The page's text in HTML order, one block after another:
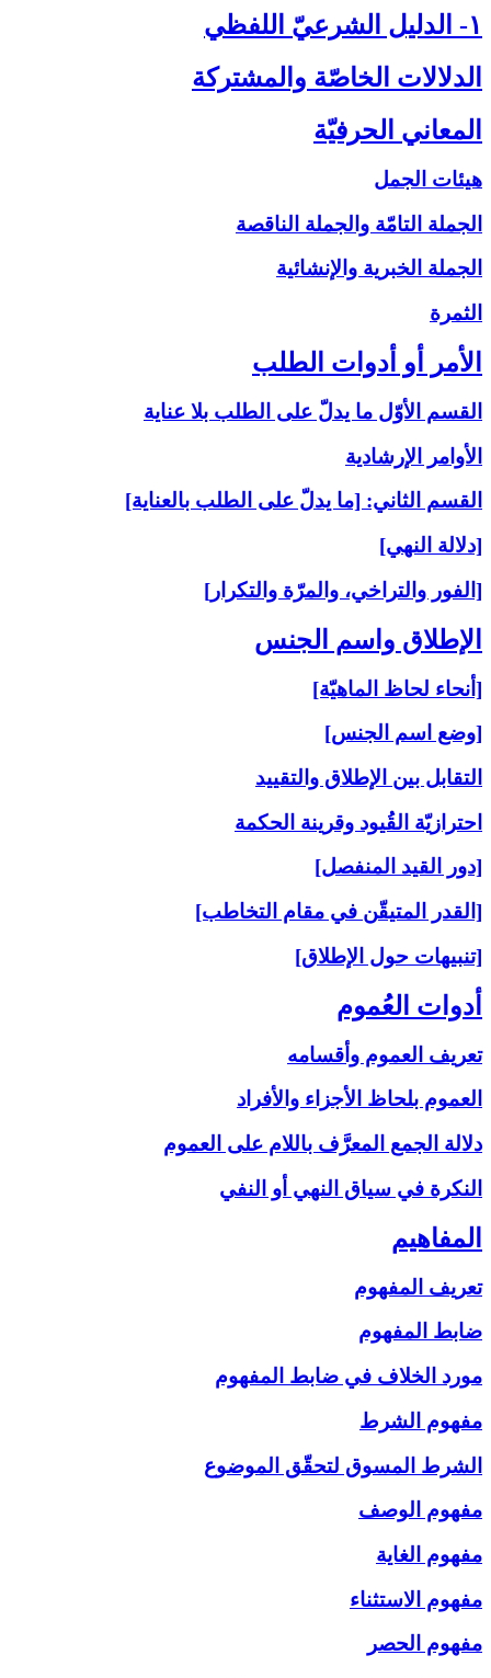
۱- الدليل الشرعيّ اللفظي‏
الدلالات الخاصّة والمشتركة
المعاني الحرفيّة
هيئات الجمل
الجملة التامّة والجملة الناقصة
الجملة الخبرية والإنشائية
الثمرة
الأمر أو أدوات الطلب‏
القسم الأوّل ما يدلّ على الطلب بلا عناية
الأوامر الإرشادية
القسم الثاني: [ما يدلّ على الطلب بالعناية]
[دلالة النهي]
[الفور والتراخي، والمرّة والتكرار]
الإطلاق واسم الجنس‏
[أنحاء لحاظ الماهيّة]
[وضع اسم الجنس]
التقابل بين الإطلاق والتقييد
احترازيّة القُيود وقرينة الحكمة
[دور القيد المنفصل]
[القدر المتيقّن في مقام التخاطب]
[تنبيهات حول الإطلاق]
أدوات العُموم
تعريف العموم وأقسامه
العموم بلحاظ الأجزاء والأفراد
دلالة الجمع المعرَّف باللام على‏ العموم
النكرة في سياق النهي أو النفي
المفاهيم‏
تعريف المفهوم
ضابط المفهوم
مورد الخلاف في ضابط المفهوم
مفهوم الشرط
الشرط المسوق لتحقّق الموضوع
مفهوم الوصف
مفهوم الغاية
مفهوم الاستثناء
مفهوم الحصر